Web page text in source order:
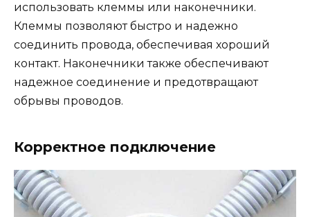
использовать клеммы или наконечники.
Клеммы позволяют быстро и надежно
соединить провода, обеспечивая хороший
контакт. Наконечники также обеспечивают
надежное соединение и предотвращают
обрывы проводов.
Корректное подключение